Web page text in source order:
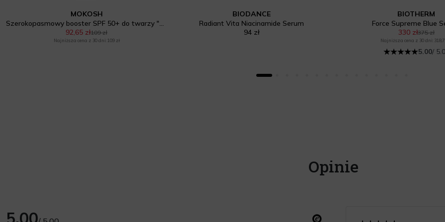
MOKOSH
Szerokopasmowy booster SPF 50+ do twarzy "Aloes"
92,65 zł109 zł
Najniższa cena z 30 dni: 109 zł
BIODANCE
Radiant Vita Niacinamide Serum
94 zł
BIOTHERM
Force Supreme Blue
330 zł375 zł
Najniższa cena z 30 dni:
5.00/
Opinie
5.00